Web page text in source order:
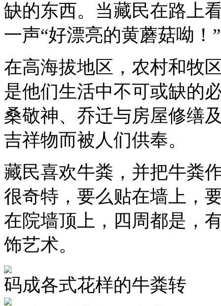
缺的东西。当藏民在路上
一声“好漂亮的黄蘑菇呦！”
在高海拔地区，农村和牧
是他们生活中不可或缺的
桑敬神、乔迁与房屋修缮
吉祥物而被人们供奉。
藏民喜欢牛粪，并把牛粪
很奇特，要么贴在墙上，
在院墙顶上，四周都是，
饰艺术。
码成各式花样的牛粪转